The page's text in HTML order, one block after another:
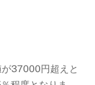
37000円超えと